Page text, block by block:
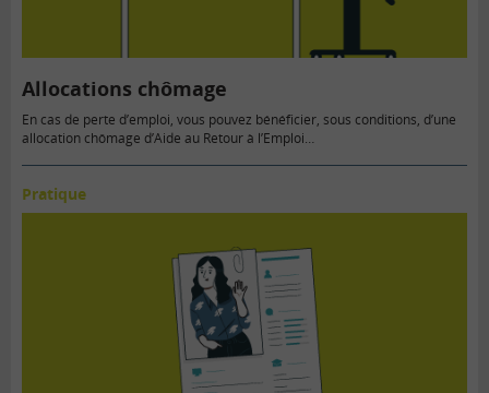
Allocations chômage
En cas de perte d’emploi, vous pouvez bénéficier, sous conditions, d’une
allocation chômage d’Aide au Retour à l’Emploi…
Pratique